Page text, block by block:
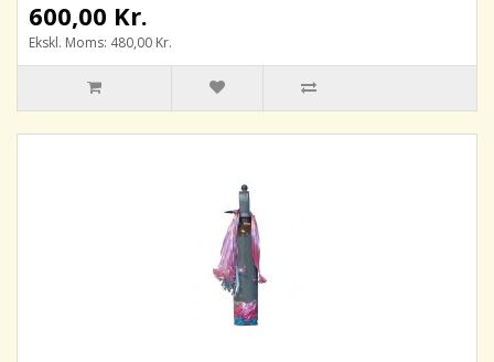
600,00 Kr.
Ekskl. Moms: 480,00 Kr.